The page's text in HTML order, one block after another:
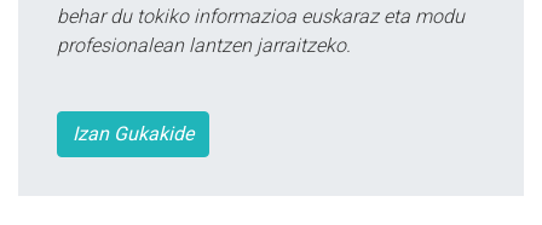
behar du tokiko informazioa euskaraz eta modu
profesionalean lantzen jarraitzeko.
Izan Gukakide